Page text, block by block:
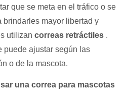
que se meta en el tráfico o se
mayor libertad y
utilizan correas retráctiles .
puede ajustar según las
o de la mascota.
una correa para mascotas